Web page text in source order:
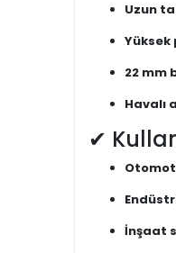
Uzun
22 mm
Havalı
✔
İnşaat